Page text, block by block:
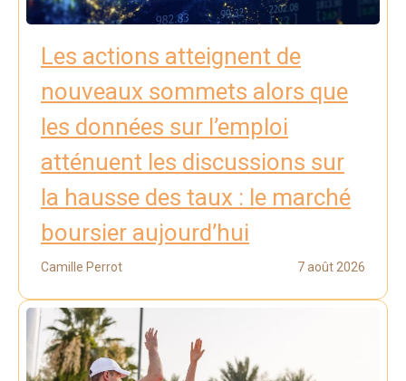
Les actions atteignent de
nouveaux sommets alors que
les données sur l’emploi
atténuent les discussions sur
la hausse des taux : le marché
boursier aujourd’hui
Camille Perrot 7 août 2026